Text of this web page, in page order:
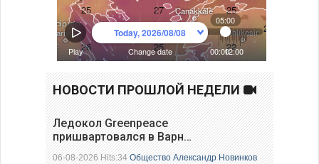
НОВОСТИ ПРОШЛОЙ НЕДЕЛИ
Ледокол Greenpeace
пришвартовался в Варн…
06-08-2026 Hits:34Общество Александр Новинков